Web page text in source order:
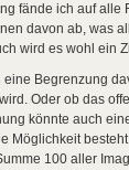
fände ich auf alle
davon ab, was
wird es wohl ein
eine Begrenzung
Oder ob das
könnte auch
Möglichkeit
100 aller